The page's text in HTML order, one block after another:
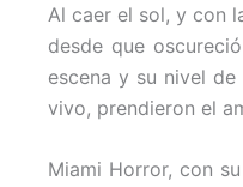
Al caer el sol, y con
desde que
escena y su nivel
vivo, prendieron el
Miami Horror, con